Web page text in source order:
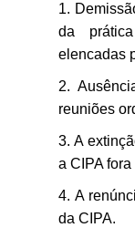
da
elencadas
reuniões
A
a CIPA
A
da CIPA.